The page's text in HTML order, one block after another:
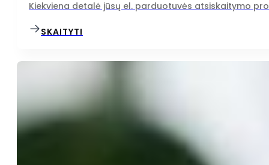
Kiekviena detalė jūsų el. parduotuvės atsiskaitymo
SKAITYTI